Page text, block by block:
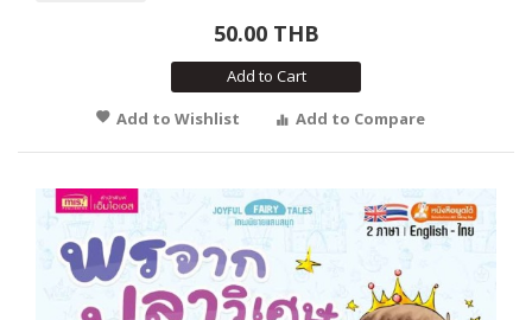
50.00 THB
Add to Cart
Add to Wishlist
Add to Compare